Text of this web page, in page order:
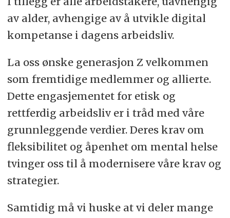
av alder, avhengige av å utvikle digital
kompetanse i dagens arbeidsliv.
La oss ønske generasjon Z velkommen
som fremtidige medlemmer og allierte.
Dette engasjementet for etisk og
rettferdig arbeidsliv er i tråd med våre
grunnleggende verdier. Deres krav om
fleksibilitet og åpenhet om mental helse
tvinger oss til å modernisere våre krav og
strategier.
Samtidig må vi huske at vi deler mange